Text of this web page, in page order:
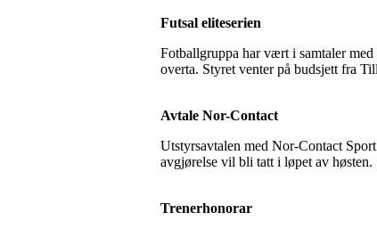
Futsal eliteserien
Fotballgruppa har vært i samtaler
overta. Styret venter på budsjett fra
Avtale Nor-Contact
Utstyrsavtalen med Nor-Contact
avgjørelse vil bli tatt i løpet av høsten.
Trenerhonorar